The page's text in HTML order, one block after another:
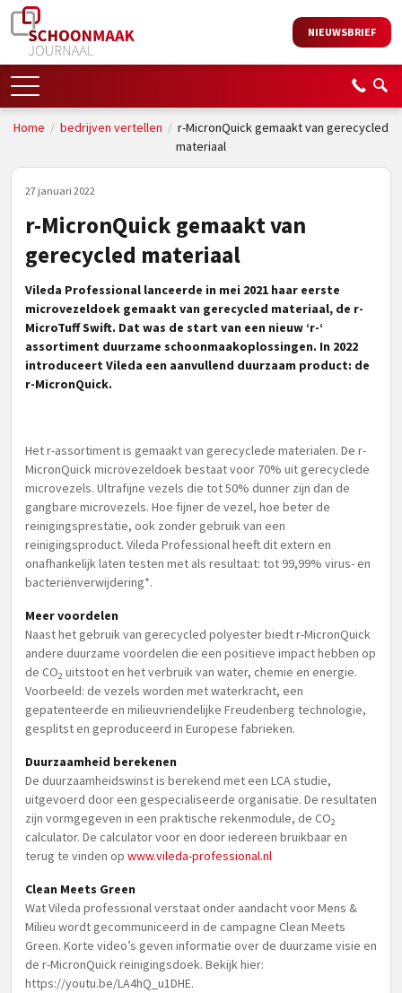
NIEUWSBRIEF
Home / bedrijven vertellen / r-MicronQuick gemaakt van gerecycled
materiaal
27 januari 2022
r-MicronQuick gemaakt van
gerecycled materiaal
Vileda Professional lanceerde in mei 2021 haar eerste
microvezeldoek gemaakt van gerecycled materiaal, de r-
MicroTuff Swift. Dat was de start van een nieuw ‘r-‘
assortiment duurzame schoonmaakoplossingen. In 2022
introduceert Vileda een aanvullend duurzaam product: de
r-MicronQuick.
Het r-assortiment is gemaakt van gerecyclede materialen. De r-
MicronQuick microvezeldoek bestaat voor 70% uit gerecyclede
microvezels. Ultrafijne vezels die tot 50% dunner zijn dan de
gangbare microvezels. Hoe fijner de vezel, hoe beter de
reinigingsprestatie, ook zonder gebruik van een
reinigingsproduct. Vileda Professional heeft dit extern en
onafhankelijk laten testen met als resultaat: tot 99,99% virus- en
bacteriënverwijdering*.
Meer voordelen
Naast het gebruik van gerecycled polyester biedt r-MicronQuick
andere duurzame voordelen die een positieve impact hebben op
de CO2 uitstoot en het verbruik van water, chemie en energie.
Voorbeeld: de vezels worden met waterkracht, een
gepatenteerde en milieuvriendelijke Freudenberg technologie,
gesplitst en geproduceerd in Europese fabrieken.
Duurzaamheid berekenen
De duurzaamheidswinst is berekend met een LCA studie,
uitgevoerd door een gespecialiseerde organisatie. De resultaten
zijn vormgegeven in een praktische rekenmodule, de CO2
calculator. De calculator voor en door iedereen bruikbaar en
terug te vinden op www.vileda-professional.nl
Clean Meets Green
Wat Vileda professional verstaat onder aandacht voor Mens &
Milieu wordt gecommuniceerd in de campagne Clean Meets
Green. Korte video’s geven informatie over de duurzame visie en
de r-MicronQuick reinigingsdoek. Bekijk hier:
https://youtu.be/LA4hQ_u1DHE.